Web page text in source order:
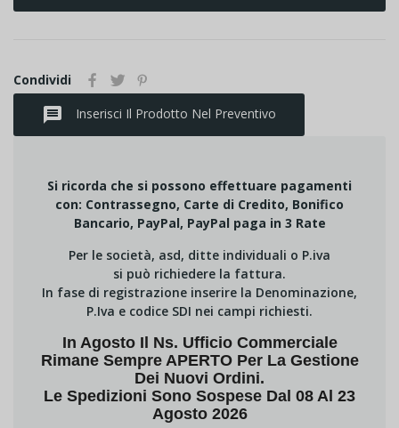
Condividi
message Inserisci Il Prodotto Nel Preventivo
Si ricorda che si possono effettuare pagamenti
con: Contrassegno, Carte di Credito, Bonifico
Bancario, PayPal, PayPal paga in 3 Rate
Per le società, asd, ditte individuali o P.iva
si può richiedere la fattura.
In fase di registrazione inserire la Denominazione,
P.Iva e codice SDI nei campi richiesti.
In Agosto Il Ns. Ufficio Commerciale
Rimane Sempre APERTO Per La Gestione
Dei Nuovi Ordini.
Le Spedizioni Sono Sospese Dal 08 Al 23
Agosto 2026